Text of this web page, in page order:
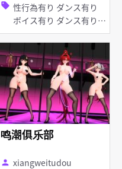
sell 性行為有り ダンス有り
ボイス有り ダンス有り
ボイス有り おねショタ
淫乱 おねショタ 巨乳 淫
乱 タイツ・ストッキング
巨乳 水着 タイツ・スト
ッキング イラマチオ 水
着 ディープスロート イ
ラマチオ フェラ ディー
プスロート フェラ
鸣潮俱乐部
person xiangweitudou